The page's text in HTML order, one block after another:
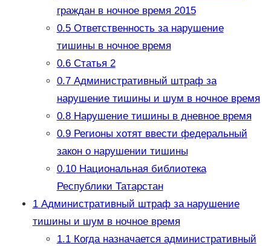
граждан в ночное время 2015
0.5Ответственность за нарушение
тишины в ночное время
0.6Статья 2
0.7Административный штраф за
нарушение тишины и шум в ночное время
0.8Нарушение тишины в дневное время
0.9Регионы хотят ввести федеральный
закон о нарушении тишины
0.10Национальная библиотека
Республики Татарстан
1Административный штраф за нарушение
тишины и шум в ночное время
1.1Когда назначается административный